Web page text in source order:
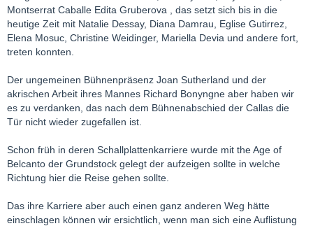
Montserrat Caballe Edita Gruberova , das setzt sich bis in die
heutige Zeit mit Natalie Dessay, Diana Damrau, Eglise Gutirrez,
Elena Mosuc, Christine Weidinger, Mariella Devia und andere fort,
treten konnten.
Der ungemeinen Bühnenpräsenz Joan Sutherland und der
akrischen Arbeit ihres Mannes Richard Bonyngne aber haben wir
es zu verdanken, das nach dem Bühnenabschied der Callas die
Tür nicht wieder zugefallen ist.
Schon früh in deren Schallplattenkarriere wurde mit the Age of
Belcanto der Grundstock gelegt der aufzeigen sollte in welche
Richtung hier die Reise gehen sollte.
Das ihre Karriere aber auch einen ganz anderen Weg hätte
einschlagen können wir ersichtlich, wenn man sich eine Auflistung